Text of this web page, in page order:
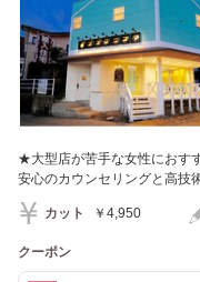
★大型店が苦手な女性におす
安心のカウンセリングと高技
カット ￥4,950
クーポン